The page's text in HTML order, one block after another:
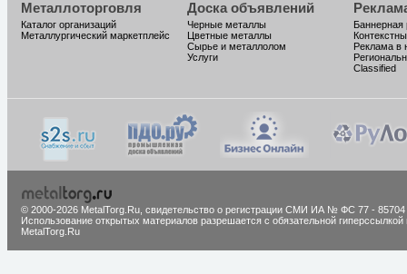
Металлоторговля
Каталог организаций
Металлургический маркетплейс
Доска объявлений
Черные металлы
Цветные металлы
Сырье и металлолом
Услуги
Баннерная
Реклама в
Classified
© 2000-2026 MetalTorg.Ru, cвидетельство о регистрации СМИ ИА № ФС 77 - 85704
Использование открытых материалов разрешается с обязательной гиперссылкой
MetalTorg.Ru